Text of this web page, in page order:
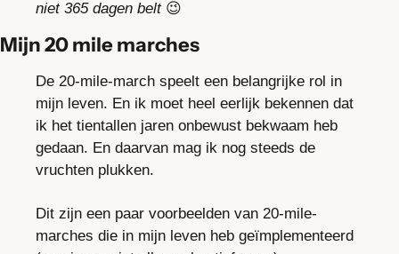
niet 365 dagen belt 😉
Mijn 20 mile marches
De 20-mile-march speelt een belangrijke rol in
mijn leven. En ik moet heel eerlijk bekennen dat
ik het tientallen jaren onbewust bekwaam heb
gedaan. En daarvan mag ik nog steeds de
vruchten plukken.
Dit zijn een paar voorbeelden van 20-mile-
marches die in mijn leven heb geïmplementeerd